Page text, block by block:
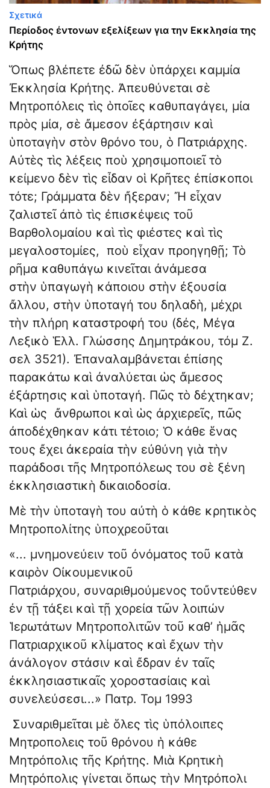
Σχετικά
Περίοδος έντονων εξελίξεων για την Εκκλησία της
Κρήτης
Ὅπως βλέπετε ἐδῶ δὲν ὑπάρχει καμμία
Ἐκκλησία Κρήτης. Ἀπευθύνεται σὲ
Μητροπόλεις τὶς ὁποῖες καθυπαγάγει, μία
πρὸς μία, σὲ ἄμεσον ἐξάρτησιν καὶ
ὑποταγὴν στὸν θρόνο του, ὁ Πατριάρχης.
Αὐτὲς τὶς λέξεις ποὺ χρησιμοποιεῖ τὸ
κείμενο δὲν τὶς εἶδαν οἱ Κρῆτες ἐπίσκοποι
τότε; Γράμματα δὲν ἤξεραν; Ἤ εἶχαν
ζαλιστεῖ ἀπὸ τὶς ἐπισκέψεις τοῦ
Βαρθολομαίου καὶ τὶς φιέστες καὶ τὶς
μεγαλοστομίες, ποὺ εἶχαν προηγηθῇ; Τὸ
ρῆμα καθυπάγω κινεῖται ἀνάμεσα
στὴν ὑπαγωγὴ κάποιου στὴν ἐξουσία
ἄλλου, στὴν ὑποταγή του δηλαδὴ, μέχρι
τὴν πλήρη καταστροφή του (δές, Μέγα
Λεξικὸ Ἑλλ. Γλώσσης Δημητράκου, τόμ Ζ.
σελ 3521). Ἐπαναλαμβάνεται ἐπίσης
παρακάτω καὶ ἀναλύεται ὡς ἄμεσος
ἐξάρτησις καὶ ὑποταγή. Πῶς τὸ δέχτηκαν;
Καὶ ὡς ἄνθρωποι καὶ ὡς ἀρχιερεῖς, πῶς
ἀποδέχθηκαν κάτι τέτοιο; Ὁ κάθε ἕνας
τους ἔχει ἀκεραία τὴν εὐθύνη γιὰ τὴν
παράδοσι τῆς Μητροπόλεως του σὲ ξένη
ἐκκλησιαστικὴ δικαιοδοσία.
Μὲ τὴν ὑποταγὴ του αὐτὴ ὁ κάθε κρητικὸς
Μητροπολίτης ὑποχρεοῦται
«... μνημονεύειν τοῦ ὀνόματος τοῦ κατὰ
καιρὸν Οἰκουμενικοῦ
Πατριάρχου, συναριθμούμενος τοὔντεύθεν
ἐν τῇ τάξει καὶ τῇ χορεία τῶν λοιπών
Ἱερωτάτων Μητροπολιτῶν τοῦ καθ’ ἡμᾶς
Πατριαρχικοῦ κλίματος καὶ ἔχων τὴν
ἀνάλογον στάσιν καὶ ἔδραν ἐν ταῖς
ἐκκλησιαστικαῖς χοροστασίαις καὶ
συνελεύσεσι...» Πατρ. Τομ 1993
Συναριθμεῖται μὲ ὅλες τὶς ὑπόλοιπες
Μητροπολεις τοῦ θρόνου ἡ κάθε
Μητρόπολις τῆς Κρήτης. Μιὰ Κρητικὴ
Μητρόπολις γίνεται ὅπως τὴν Μητρόπολι